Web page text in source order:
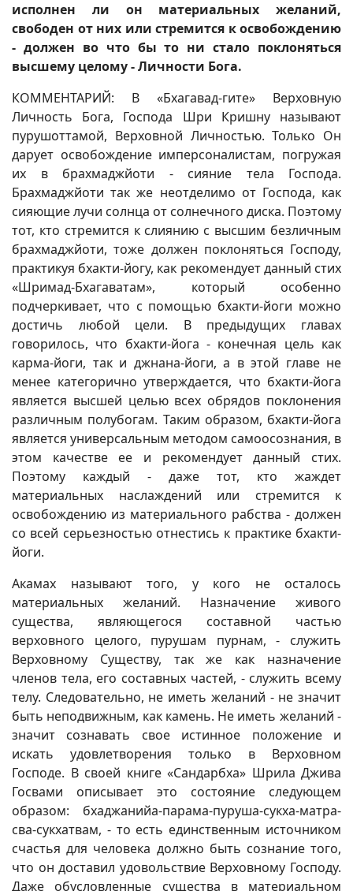
исполнен ли он материальных желаний,
свободен от них или стремится к освобождению
- должен во что бы то ни стало поклоняться
высшему целому - Личности Бога.
КОММЕНТАРИЙ: В «Бхагавад-гите» Верховную
Личность Бога, Господа Шри Кришну называют
пурушоттамой, Верховной Личностью. Только Он
дарует освобождение имперсоналистам, погружая
их в брахмаджйоти - сияние тела Господа.
Брахмаджйоти так же неотделимо от Господа, как
сияющие лучи солнца от солнечного диска. Поэтому
тот, кто стремится к слиянию с высшим безличным
брахмаджйоти, тоже должен поклоняться Господу,
практикуя бхакти-йогу, как рекомендует данный стих
«Шримад-Бхагаватам», который особенно
подчеркивает, что с помощью бхакти-йоги можно
достичь любой цели. В предыдущих главах
говорилось, что бхакти-йога - конечная цель как
карма-йоги, так и джнана-йоги, а в этой главе не
менее категорично утверждается, что бхакти-йога
является высшей целью всех обрядов поклонения
различным полубогам. Таким образом, бхакти-йога
является универсальным методом самоосознания, в
этом качестве ее и рекомендует данный стих.
Поэтому каждый - даже тот, кто жаждет
материальных наслаждений или стремится к
освобождению из материального рабства - должен
со всей серьезностью отнестись к практике бхакти-
йоги.
Акамах называют того, у кого не осталось
материальных желаний. Назначение живого
существа, являющегося составной частью
верховного целого, пурушам пурнам, - служить
Верховному Существу, так же как назначение
членов тела, его составных частей, - служить всему
телу. Следовательно, не иметь желаний - не значит
быть неподвижным, как камень. Не иметь желаний -
значит сознавать свое истинное положение и
искать удовлетворения только в Верховном
Господе. В своей книге «Сандарбха» Шрила Джива
Госвами описывает это состояние следующем
образом: бхаджанийа-парама-пуруша-сукха-матра-
сва-сукхатвам, - то есть единственным источником
счастья для человека должно быть сознание того,
что он доставил удовольствие Верховному Господу.
Даже обусловленные существа в материальном